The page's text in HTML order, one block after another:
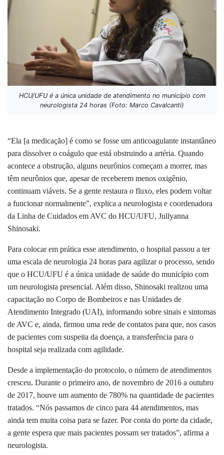
HCU/UFU é a única unidade de atendimento no município com
neurologista 24 horas (Foto: Marco Cavalcanti)
“Ela [a medicação] é como se fosse um anticoagulante instantâneo
para dissolver o coágulo que está obstruindo a artéria. Quando
acontece a obstrução, alguns neurônios começam a morrer, mas
têm neurônios que, apesar de receberem menos oxigênio,
continuam viáveis. Se a gente restaura o fluxo, eles podem voltar
a funcionar normalmente”, explica a neurologista e coordenadora
da Linha de Cuidados em AVC do HCU/UFU, Jullyanna
Shinosaki.
Para colocar em prática esse atendimento, o hospital passou a ter
uma escala de neurologia 24 horas para agilizar o processo, sendo
que o HCU/UFU é a única unidade de saúde do município com
um neurologista presencial. Além disso, Shinosaki realizou uma
capacitação no Corpo de Bombeiros e nas Unidades de
Atendimento Integrado (UAI), informando sobre sinais e sintomas
de AVC e, ainda, firmou uma rede de contatos para que, nos casos
de pacientes com suspeita da doença, a transferência para o
hospital seja realizada com agilidade.
Desde a implementação do protocolo, o número de atendimentos
cresceu. Durante o primeiro ano, de novembro de 2016 a outubro
de 2017, houve um aumento de 780% na quantidade de pacientes
tratados. “Nós passamos de cinco para 44 atendimentos, mas
ainda tem muita coisa para se fazer. Por conta do porte da cidade,
a gente espera que mais pacientes possam ser tratados”, afirma a
neurologista.